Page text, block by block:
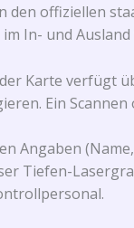
offiziellen
In- und
Karte verfügt
Ein
Angaben
Tiefen-